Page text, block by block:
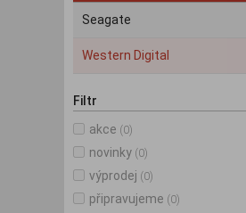
Seagate
Western Digital
Filtr
akce (0)
novinky (0)
výprodej (0)
připravujeme (0)